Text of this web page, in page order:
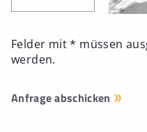
Felder mit * müssen
werden.